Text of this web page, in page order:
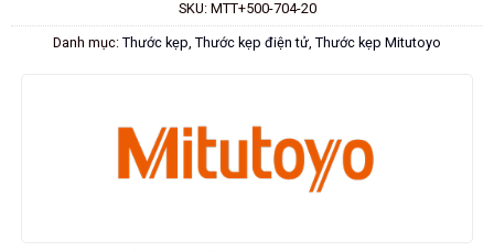
SKU: MTT+500-704-20
Danh mục: Thước kẹp Thước kẹp điện tử Thước kẹp Mitutoyo